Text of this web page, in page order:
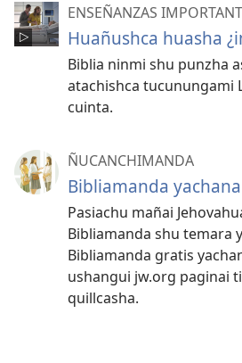
ENSEÑANZAS
Huañushca huasha
Biblia ninmi shu punzha
atachishca tucunungami
cuinta.
ÑUCANCHIMANDA
Bibliamanda
Pasiachu mañai
Bibliamanda shu temara
Bibliamanda gratis
ushangui jw.org paginai
quillcasha.